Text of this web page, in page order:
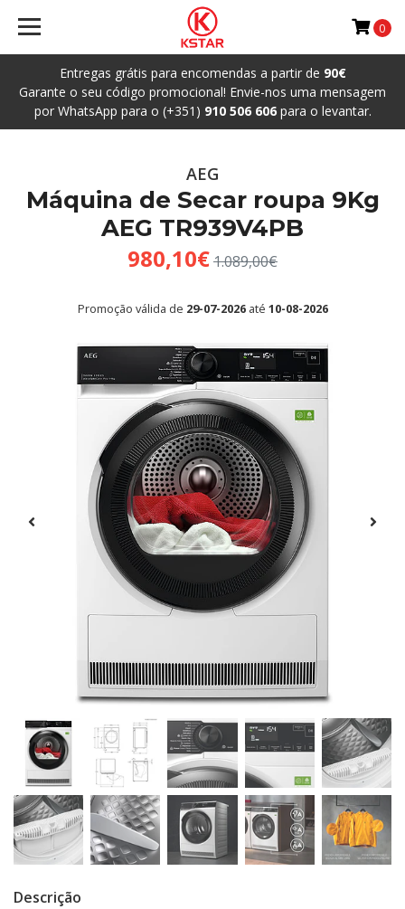
Entregas grátis para encomendas a partir de 90€
Garante o seu código promocional! Envie-nos uma mensagem
por WhatsApp para o (+351) 910 506 606para o levantar.
0
AEG
Máquina de Secar roupa 9Kg
AEG TR939V4PB
980,10€1.089,00€
Promoção válida de 29-07-2026até 10-08-2026
Descrição